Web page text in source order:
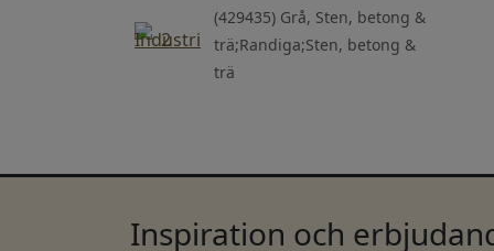
(429435) Grå, Sten, betong &
trä;Randiga;Sten, betong &
trä
Inspiration och